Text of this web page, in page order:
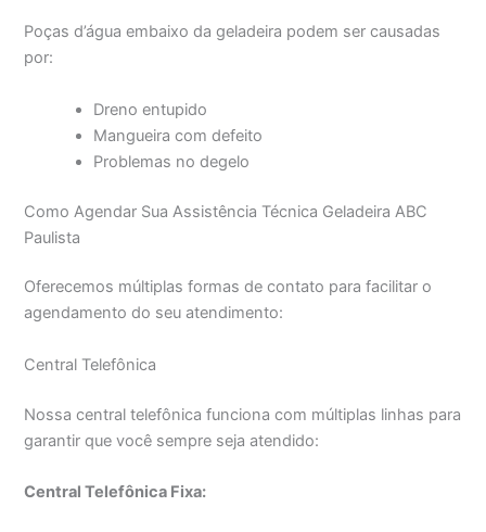
Poças d’água embaixo da geladeira podem ser causadas
por:
Dreno entupido
Mangueira com defeito
Problemas no degelo
Como Agendar Sua Assistência Técnica Geladeira ABC
Paulista
Oferecemos múltiplas formas de contato para facilitar o
agendamento do seu atendimento:
Central Telefônica
Nossa central telefônica funciona com múltiplas linhas para
garantir que você sempre seja atendido:
Central Telefônica Fixa: